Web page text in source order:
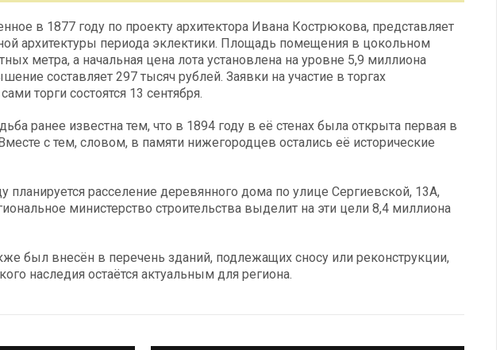
в 1877 году по проекту архитектора Ивана Кострюкова, представляет
архитектуры периода эклектики. Площадь помещения в цокольном
метра, а начальная цена лота установлена на уровне 5,9 миллиона
составляет 297 тысяч рублей. Заявки на участие в торгах
торги состоятся 13 сентября.
ранее известна тем, что в 1894 году в её стенах была открыта первая в
с тем, словом, в памяти нижегородцев остались её исторические
расселение деревянного дома по улице Сергиевской, 13А,
министерство строительства выделит на эти цели 8,4 миллиона
был внесён в перечень зданий, подлежащих сносу или реконструкции,
наследия остаётся актуальным для региона.